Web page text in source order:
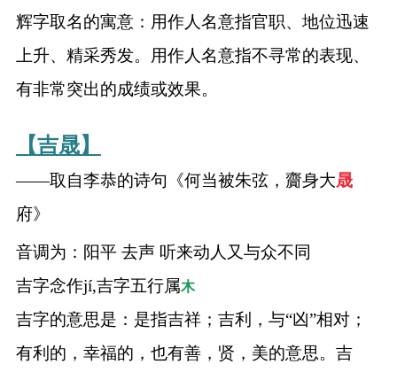
辉字取名的寓意：用作人名意指官职、地位迅速
上升、精采秀发。用作人名意指不寻常的表现、
有非常突出的成绩或效果。
【吉晟】
——取自李恭的诗句《何当被朱弦，齎身大晟
府》
音调为：阳平 去声 听来动人又与众不同
吉字念作jí,吉字五行属木
吉字的意思是：是指吉祥；吉利，与“凶”相对；
有利的，幸福的，也有善，贤，美的意思。吉